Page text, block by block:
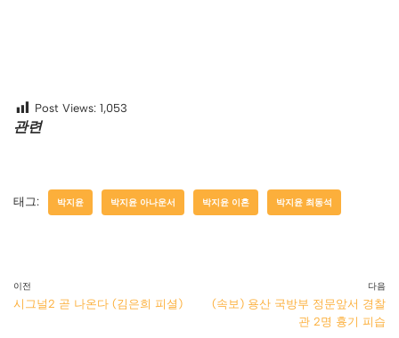
Post Views: 1,053
관련
태그: 박지윤 박지윤 아나운서 박지윤 이혼 박지윤 최동석
이전
시그널2 곧 나온다 (김은희 피셜)
다음
(속보) 용산 국방부 정문앞서 경찰
관 2명 흉기 피습